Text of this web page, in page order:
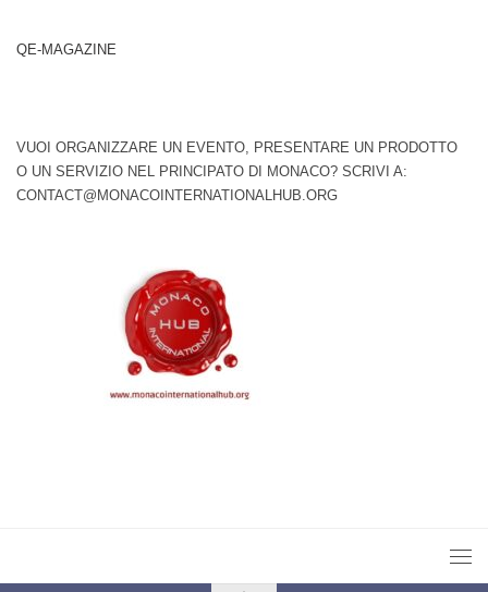
QE-MAGAZINE
VUOI ORGANIZZARE UN EVENTO, PRESENTARE UN PRODOTTO
O UN SERVIZIO NEL PRINCIPATO DI MONACO? SCRIVI A:
CONTACT@MONACOINTERNATIONALHUB.ORG